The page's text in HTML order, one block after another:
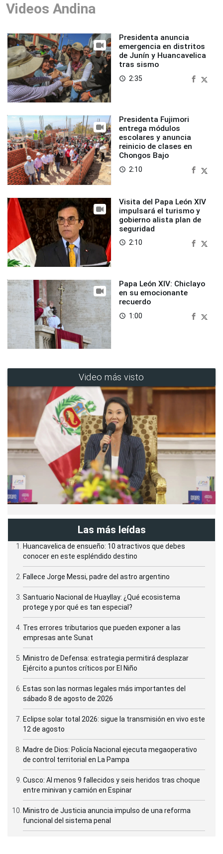
Videos Andina
Presidenta anuncia
emergencia en distritos
de Junín y Huancavelica
tras sismo
access_time 2:35
Presidenta Fujimori
entrega módulos
escolares y anuncia
reinicio de clases en
Chongos Bajo
access_time 2:10
Visita del Papa León XIV
impulsará el turismo y
gobierno alista plan de
seguridad
access_time 2:10
Papa León XIV: Chiclayo
en su emocionante
recuerdo
access_time 1:00
Video más visto
Las más leídas
Huancavelica de ensueño: 10 atractivos que debes
conocer en este espléndido destino
Fallece Jorge Messi, padre del astro argentino
Santuario Nacional de Huayllay: ¿Qué ecosistema
protege y por qué es tan especial?
Tres errores tributarios que pueden exponer a las
empresas ante Sunat
Ministro de Defensa: estrategia permitirá desplazar
Ejército a puntos críticos por El Niño
Estas son las normas legales más importantes del
sábado 8 de agosto de 2026
Eclipse solar total 2026: sigue la transmisión en vivo este
12 de agosto
Madre de Dios: Policía Nacional ejecuta megaoperativo
de control territorial en La Pampa
Cusco: Al menos 9 fallecidos y seis heridos tras choque
entre minivan y camión en Espinar
Ministro de Justicia anuncia impulso de una reforma
funcional del sistema penal